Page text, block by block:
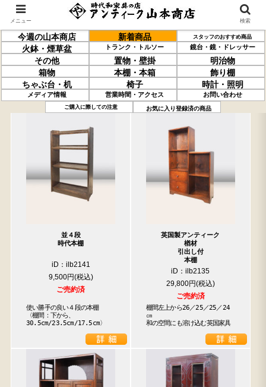
今週の山本商店 新着商品 スタッフのおすすめ商品
火鉢・煙草盆 トランク・トルソー 鏡台・鏡・ドレッサー
その他 置物・壁掛
明治物
箱物
本棚・本箱
飾り棚
ちゃぶ台・机
椅子 時計・照明
メディア情報 営業時間・アクセス お問い合わせ
ご購入に際しての注意 お気に入り登録済の商品
過去の取り扱い商品(3月6日分) 売約済の商品を非表示にする
並４段
時代本棚
iD：ilb2141
9,500円
ご売約済
使い勝手の良い４段の本棚
〈棚間：下から、
30.5cm/23.5cm/17.5cm〉
英国製アンティーク
楢材
引出し付
本棚
iD：ilb2135
29,800円
ご売約済
棚間左上から26／25／25／24
㎝
和の空間にも溶け込む英国家具
メニュー 検索